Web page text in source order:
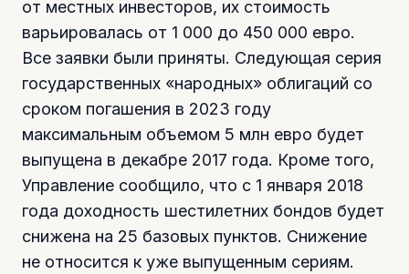
от местных инвесторов, их стоимость
варьировалась от 1 000 до 450 000 евро.
Все заявки были приняты. Следующая серия
государственных «народных» облигаций со
сроком погашения в 2023 году
максимальным объемом 5 млн евро будет
выпущена в декабре 2017 года. Кроме того,
Управление сообщило, что с 1 января 2018
года доходность шестилетних бондов будет
снижена на 25 базовых пунктов. Снижение
не относится к уже выпущенным сериям.